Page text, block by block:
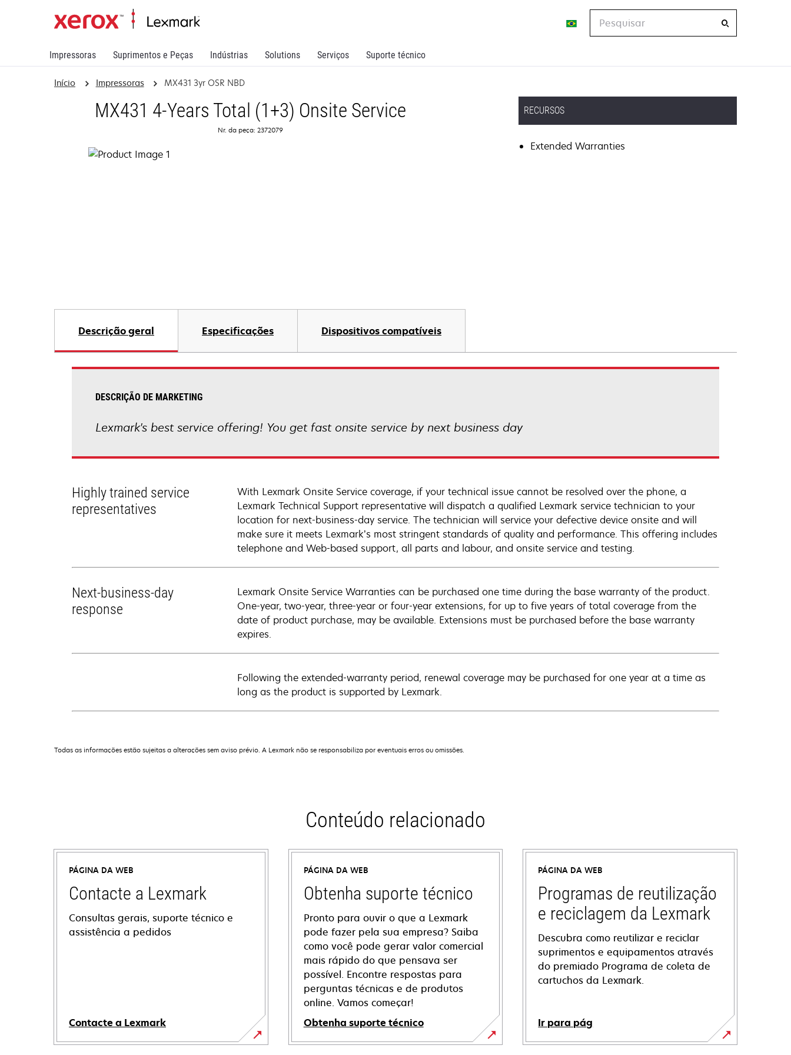
Impressoras Suprimentos e Peças Indústrias Solutions Serviços Suporte técnico
Início Impressoras MX431 3yr OSR NBD
MX431 4-Years Total (1+3) Onsite Service
Nr. da peça: 2372079
RECURSOS
Extended Warranties
Descrição geral Especificações Dispositivos compatíveis
DESCRIÇÃO DE MARKETING
Lexmark's best service offering! You get fast onsite service by next business day
Highly trained service
representatives
With Lexmark Onsite Service coverage, if your technical issue cannot be resolved over the phone, a
Lexmark Technical Support representative will dispatch a qualified Lexmark service technician to your
location for next-business-day service. The technician will service your defective device onsite and will
make sure it meets Lexmark’s most stringent standards of quality and performance. This offering includes
telephone and Web-based support, all parts and labour, and onsite service and testing.
Next-business-day
response
Lexmark Onsite Service Warranties can be purchased one time during the base warranty of the product.
One-year, two-year, three-year or four-year extensions, for up to five years of total coverage from the
date of product purchase, may be available. Extensions must be purchased before the base warranty
expires.
Following the extended-warranty period, renewal coverage may be purchased for one year at a time as
long as the product is supported by Lexmark.
Todas as informações estão sujeitas a alterações sem aviso prévio. A Lexmark não se responsabiliza por eventuais erros ou omissões.
Conteúdo relacionado
PÁGINA DA WEB
Contacte a Lexmark
Consultas gerais, suporte técnico e
assistência a pedidos
Contacte a Lexmark
PÁGINA DA WEB
Obtenha suporte técnico
Pronto para ouvir o que a Lexmark
pode fazer pela sua empresa? Saiba
como você pode gerar valor comercial
mais rápido do que pensava ser
possível. Encontre respostas para
perguntas técnicas e de produtos
online. Vamos começar!
Obtenha suporte técnico
abre
PÁGINA DA WEB
Programas de reutilização
e reciclagem da Lexmark
Descubra como reutilizar e reciclar
suprimentos e equipamentos através
do premiado Programa de coleta de
cartuchos da Lexmark.
Ir para pág